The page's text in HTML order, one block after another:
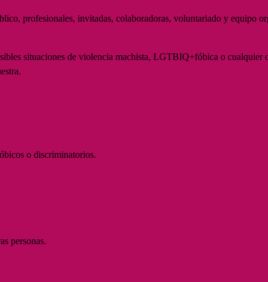
profesionales, invitadas, colaboradoras, voluntariado y equipo
situaciones de violencia machista, LGTBIQ+fóbica o cualquier
o discriminatorios.
personas.